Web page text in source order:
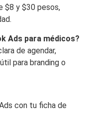
$8 y $30 pesos,
Ads para médicos?
de agendar,
para branding o
con tu ficha de